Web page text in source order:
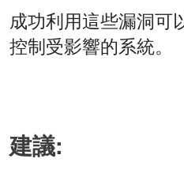
成功利用這些漏洞可
控制受影響的系統。
建議: